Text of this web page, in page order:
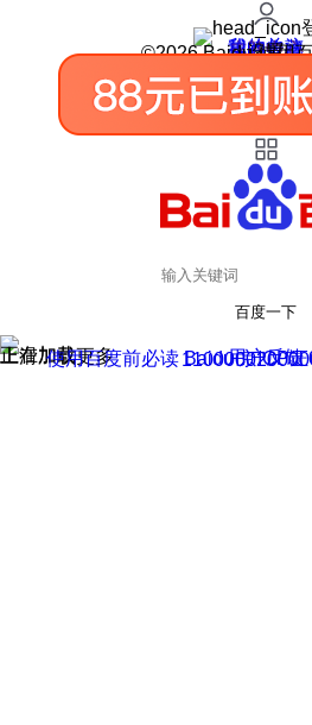
我的关注
我的收藏
皮肤中心
用户反馈
设置
©2026 Baidu 使用
百度一下
正在加载
上滑加载更多 用户反馈
使用百度前必读 Baidu 京ICP
京公网安备